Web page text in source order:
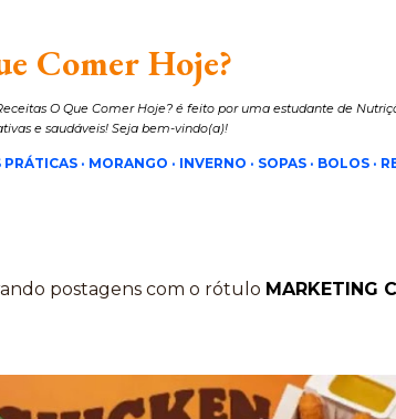
Comer Hoje?
O Que Comer Hoje? é feito por uma estudante de
e saudáveis! Seja bem-vindo(a)!
PRÁTICAS MORANGO INVERNO SOPAS BOLOS
postagens com o rótulo MARKETING